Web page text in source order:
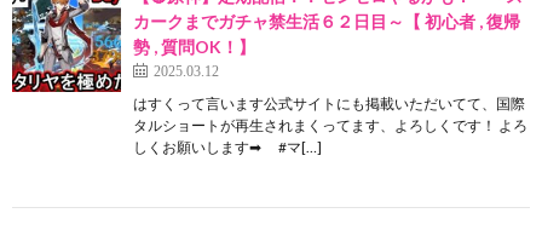
カークまでガチャ禁生活６２日目～【 初心者 , 復帰
勢 , 質問OK！】
2025.03.12
はすくって言います公式サイトにも掲載いただいてて、国際
タルショートが再生されまくってます、よろしくです！ よろ
しくお願いします➡ #マ[…]